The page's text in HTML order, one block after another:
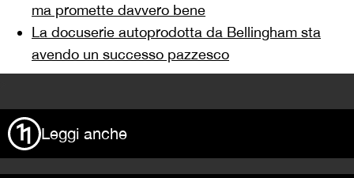
ma promette davvero bene
La docuserie autoprodotta da Bellingham sta
avendo un successo pazzesco
Leggi anche